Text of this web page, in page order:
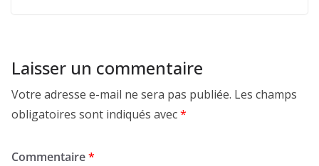
Laisser un commentaire
Votre adresse e-mail ne sera pas publiée. Les champs
obligatoires sont indiqués avec*
Commentaire*